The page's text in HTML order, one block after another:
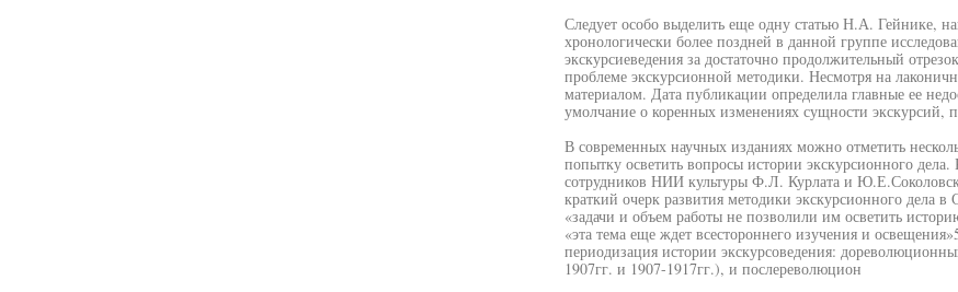
Следует особо выделить еще одну статью Н.А. Гейнике,
хронологически более поздней в данной группе
экскурсиеведения за достаточно продолжительный
проблеме экскурсионной методики. Несмотря на
материалом. Дата публикации определила главные ее
умолчание о коренных изменениях сущности экскурсий,
В современных научных изданиях можно отметить
попытку осветить вопросы истории экскурсионного
сотрудников НИИ культуры Ф.Л. Курлата и
краткий очерк развития методики экскурсионного дела
«задачи и объем работы не позволили им осветить
«эта тема еще ждет всестороннего изучения и
периодизация истории экскурсоведения:
1907гг. и 1907-1917гг.), и послереволюцион